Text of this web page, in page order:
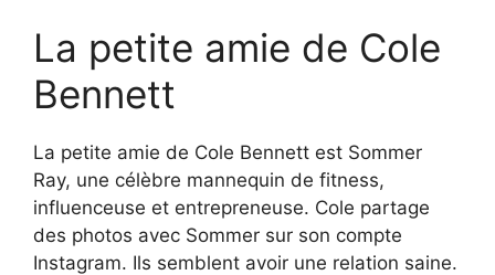
La petite amie de Cole
Bennett
La petite amie de Cole Bennett est Sommer
Ray, une célèbre mannequin de fitness,
influenceuse et entrepreneuse. Cole partage
des photos avec Sommer sur son compte
Instagram. Ils semblent avoir une relation saine.